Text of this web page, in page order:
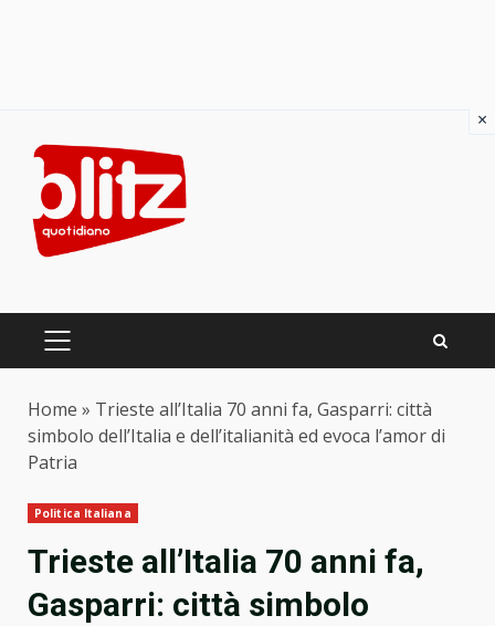
content
PRIMARY
Home » Trieste all’Italia 70 anni fa, Gasparri: città
simbolo dell’Italia e dell’italianità ed evoca l’amor di
Patria
Politica Italiana
Trieste all’Italia 70 anni fa,
Gasparri: città simbolo
×